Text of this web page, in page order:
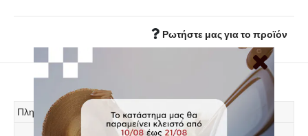
Ρωτήστε μας για το προϊόν
Πληροφορίες